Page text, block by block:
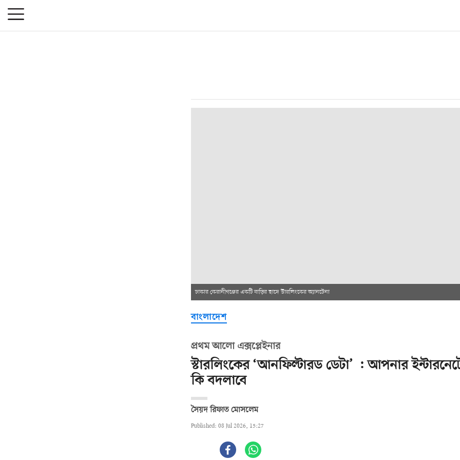
ঢাকার কেরানীগঞ্জের একটি বাড়ির ছাদে স্টারলিংকের অ্যানটেনা
বাংলাদেশ
প্রথম আলো এক্সপ্লেইনার
স্টারলিংকের ‘আনফিল্টারড ডেটা’ : আপনার
কি বদলাবে
সৈয়দ রিফাত মোসলেম
Published: 08 Jul 2026, 15:27